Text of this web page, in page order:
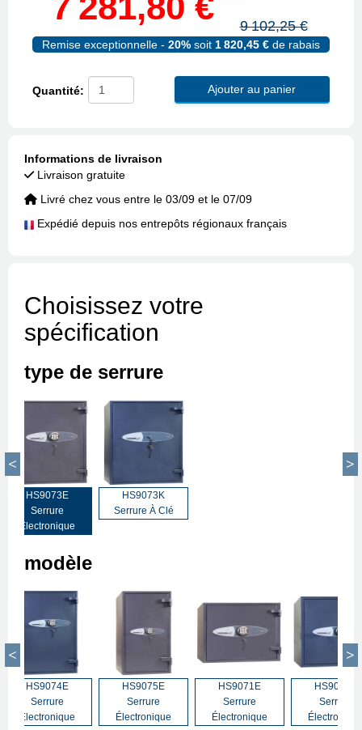
9 102,25 €
Remise exceptionnelle - 20% soit 1 820,45 € de rabais
Quantité: Ajouter au panier
Choisissez votre
spécification
type de serrure
HS9073E
Serrure
Électronique
HS9073K
Serrure À Clé
modèle
HS9074E
Serrure
Électronique
HS9075E
Serrure
Électronique
HS9071E
Serrure
Électronique
HS9072E
Serrure
Informations de livraison
Livraison gratuite
Livré chez vous entre le 03/09 et le 07/09
Expédié depuis nos entrepôts régionaux français